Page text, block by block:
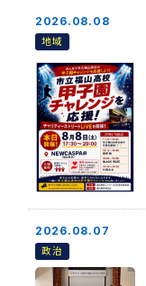
2026.08.08
地域
2026.08.07
政治